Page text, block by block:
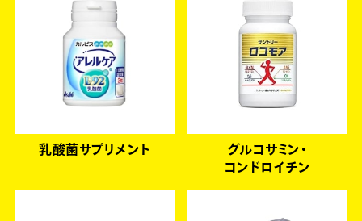
乳酸菌サプリメント
グルコサミン・
コンドロイチン